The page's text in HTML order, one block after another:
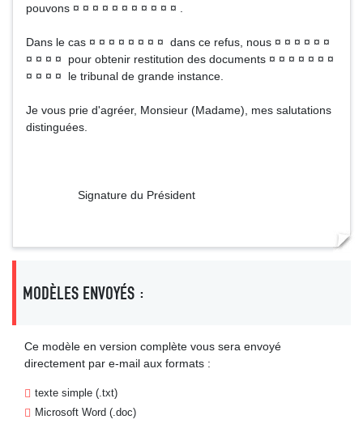
pouvons ¤ ¤ ¤ ¤ ¤ ¤ ¤ ¤ ¤ ¤ ¤ .
Dans le cas ¤ ¤ ¤ ¤ ¤ ¤ ¤ ¤ dans ce refus, nous ¤ ¤ ¤ ¤ ¤ ¤
¤ ¤ ¤ ¤ pour obtenir restitution des documents ¤ ¤ ¤ ¤ ¤ ¤ ¤
¤ ¤ ¤ ¤ le tribunal de grande instance.
Je vous prie d'agréer, Monsieur (Madame), mes salutations
distinguées.
Signature du Président
MODÈLES ENVOYÉS :
Ce modèle en version complète vous sera envoyé
directement par e-mail aux formats :
texte simple (.txt)
Microsoft Word (.doc)